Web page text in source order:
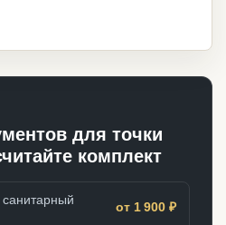
для точки
комплект
от 1 900 ₽